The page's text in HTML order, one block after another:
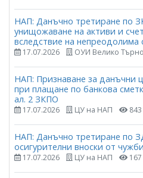
НАП: Данъчно третиране по
унищожаване на активи и
вследствие на непреодолима
17.07.2026 ОУИ Велико
НАП: Признаване за данъчни
при плащане по банкова
ал. 2 ЗКПО
17.07.2026 ЦУ на НАП 843
НАП: Данъчно третиране по
осигурителни вноски от
17.07.2026 ЦУ на НАП 167